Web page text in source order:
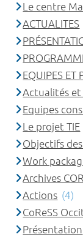
Le centre
ACTUALITES
EQUIPES ET
Actualités
Equipes
Le projet TIE
Objectifs des
Work
Archives
Actions (4)
CoReSS
Présentation